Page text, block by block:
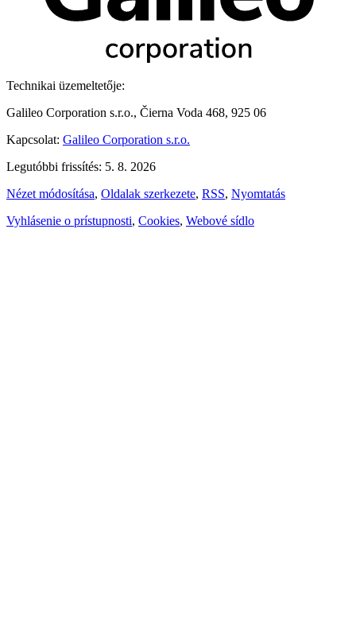
Technikai üzemeltetője:
Galileo Corporation s.r.o., Čierna Voda 468, 925 06
Kapcsolat: Galileo Corporation s.r.o.
Legutóbbi frissítés: 5. 8. 2026
Nézet módosítása, Oldalak szerkezete, RSS, Nyomtatás
Vyhlásenie o prístupnosti, Cookies, Webové sídlo